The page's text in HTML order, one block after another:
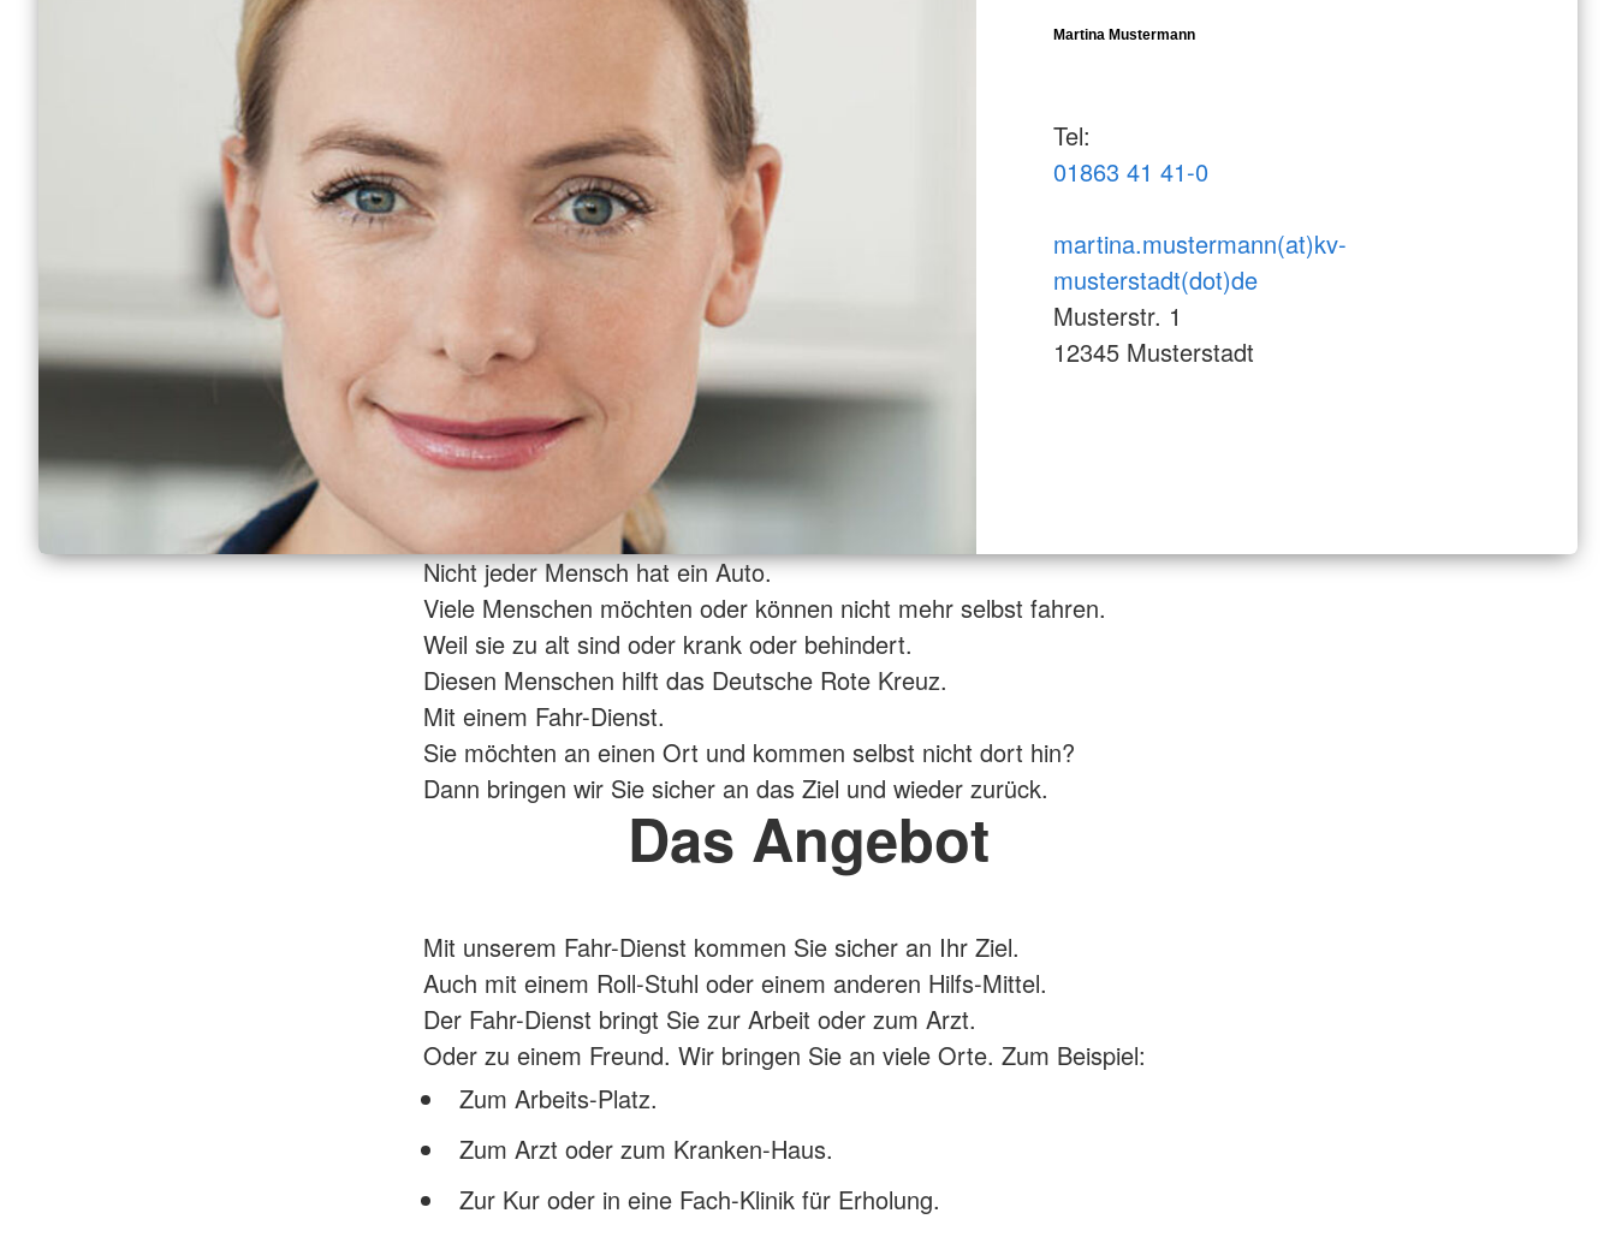
Martina Mustermann
Tel:
01863 41 41-0
martina.mustermann(at)kv-
musterstadt(dot)de
Musterstr. 1
12345 Musterstadt
Nicht jeder Mensch hat ein Auto.
Viele Menschen möchten oder können nicht mehr selbst fahren.
Weil sie zu alt sind oder krank oder behindert.
Diesen Menschen hilft das Deutsche Rote Kreuz.
Mit einem Fahr-Dienst.
Sie möchten an einen Ort und kommen selbst nicht dort hin?
Dann bringen wir Sie sicher an das Ziel und wieder zurück.
Das Angebot
Mit unserem Fahr-Dienst kommen Sie sicher an Ihr Ziel.
Auch mit einem Roll-Stuhl oder einem anderen Hilfs-Mittel.
Der Fahr-Dienst bringt Sie zur Arbeit oder zum Arzt.
Oder zu einem Freund. Wir bringen Sie an viele Orte. Zum Beispiel:
Zum Arbeits-Platz.
Zum Arzt oder zum Kranken-Haus.
Zur Kur oder in eine Fach-Klinik für Erholung.